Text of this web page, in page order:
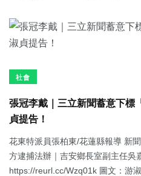
社會
張冠李戴｜三立新聞蓄意下標
貞提告！
花東特派員張柏東/花蓮縣報導 新
方逮捕法辦｜吉安鄉長室副主任吳
https://reurl.cc/Wzq01k 圖文：游